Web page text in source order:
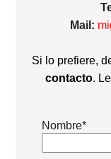
Mail:
Si lo prefiere,
contacto.
Nombre*